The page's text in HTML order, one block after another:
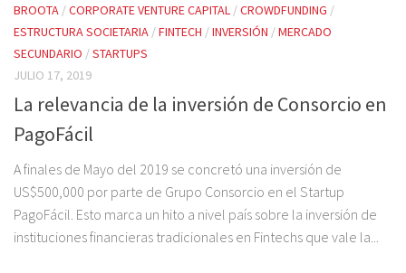
BROOTA /CORPORATE VENTURE CAPITAL /CROWDFUNDING /
ESTRUCTURA SOCIETARIA /FINTECH /INVERSIÓN /MERCADO
SECUNDARIO /STARTUPS
JULIO 17, 2019
La relevancia de la inversión de Consorcio en
PagoFácil
A finales de Mayo del 2019 se concretó una inversión de
US$500,000 por parte de Grupo Consorcio en el Startup
PagoFácil. Esto marca un hito a nivel país sobre la inversión de
instituciones financieras tradicionales en Fintechs que vale la...